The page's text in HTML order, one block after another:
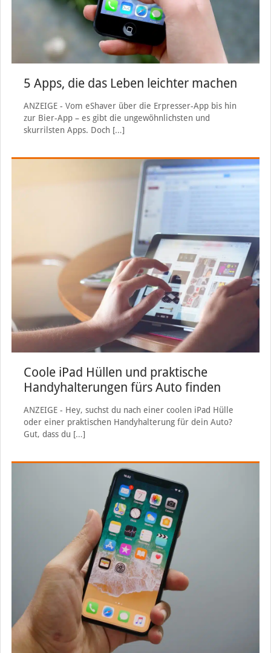
5 Apps, die das Leben leichter machen
ANZEIGE - Vom eShaver über die Erpresser-App bis hin
zur Bier-App – es gibt die ungewöhnlichsten und
skurrilsten Apps. Doch […]
Coole iPad Hüllen und praktische
Handyhalterungen fürs Auto finden
ANZEIGE - Hey, suchst du nach einer coolen iPad Hülle
oder einer praktischen Handyhalterung für dein Auto?
Gut, dass du […]